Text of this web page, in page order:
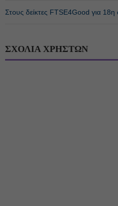
Στους δείκτες FTSE4Good για
ΣΧΟΛΙΑ ΧΡΗΣΤΩΝ